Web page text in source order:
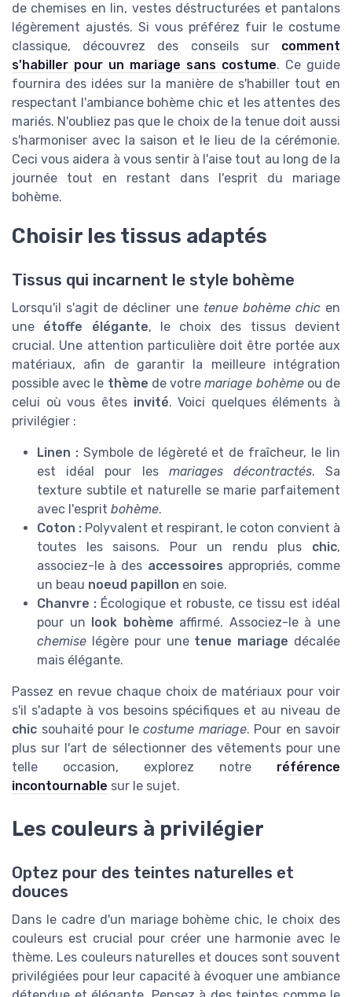
de chemises en lin, vestes déstructurées et pantalons
légèrement ajustés. Si vous préférez fuir le costume
classique, découvrez des conseils sur comment
s'habiller pour un mariage sans costume. Ce guide
fournira des idées sur la manière de s'habiller tout en
respectant l'ambiance bohème chic et les attentes des
mariés. N'oubliez pas que le choix de la tenue doit aussi
s'harmoniser avec la saison et le lieu de la cérémonie.
Ceci vous aidera à vous sentir à l'aise tout au long de la
journée tout en restant dans l'esprit du mariage
bohème.
Choisir les tissus adaptés
Tissus qui incarnent le style bohème
Lorsqu'il s'agit de décliner une tenue bohème chicen
une étoffe élégante, le choix des tissus devient
crucial. Une attention particulière doit être portée aux
matériaux, afin de garantir la meilleure intégration
possible avec le thème de votremariage bohèmeou de
celui où vous êtes invité. Voici quelques éléments à
privilégier :
Linen : Symbole de légèreté et de fraîcheur, le lin
est idéal pour les mariages décontractés. Sa
texture subtile et naturelle se marie parfaitement
avec l'esprit bohème.
Coton : Polyvalent et respirant, le coton convient à
toutes les saisons. Pour un rendu plus chic,
associez-le à des accessoires appropriés, comme
un beau noeud papillon en soie.
Chanvre : Écologique et robuste, ce tissu est idéal
pour un
look bohème affirmé. Associez-le à une
chemise légère pour une tenue mariage décalée
mais élégante.
Passez en revue chaque choix de matériaux pour voir
s'il s'adapte à vos besoins spécifiques et au niveau de
chic souhaité pour le costume mariage. Pour en savoir
plus sur l'art de sélectionner des vêtements pour une
telle occasion, explorez notre référence
incontournable sur le sujet.
Les couleurs à privilégier
Optez pour des teintes naturelles et
douces
Dans le cadre d'un mariage bohème chic, le choix des
couleurs est crucial pour créer une harmonie avec le
thème. Les couleurs naturelles et douces sont souvent
privilégiées pour leur capacité à évoquer une ambiance